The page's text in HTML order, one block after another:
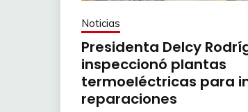
Noticias
Presidenta Delcy
inspeccionó plantas
termoeléctricas para
reparaciones